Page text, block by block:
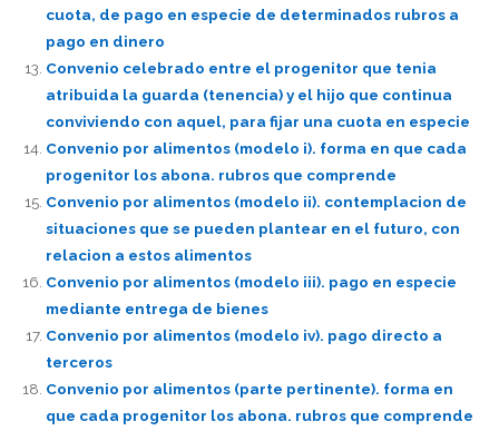
cuota, de pago en especie de determinados rubros a
pago en dinero
Convenio celebrado entre el progenitor que tenia
atribuida la guarda (tenencia) y el hijo que continua
conviviendo con aquel, para fijar una cuota en especie
Convenio por alimentos (modelo i). forma en que cada
progenitor los abona. rubros que comprende
Convenio por alimentos (modelo ii). contemplacion de
situaciones que se pueden plantear en el futuro, con
relacion a estos alimentos
Convenio por alimentos (modelo iii). pago en especie
mediante entrega de bienes
Convenio por alimentos (modelo iv). pago directo a
terceros
Convenio por alimentos (parte pertinente). forma en
que cada progenitor los abona. rubros que comprende